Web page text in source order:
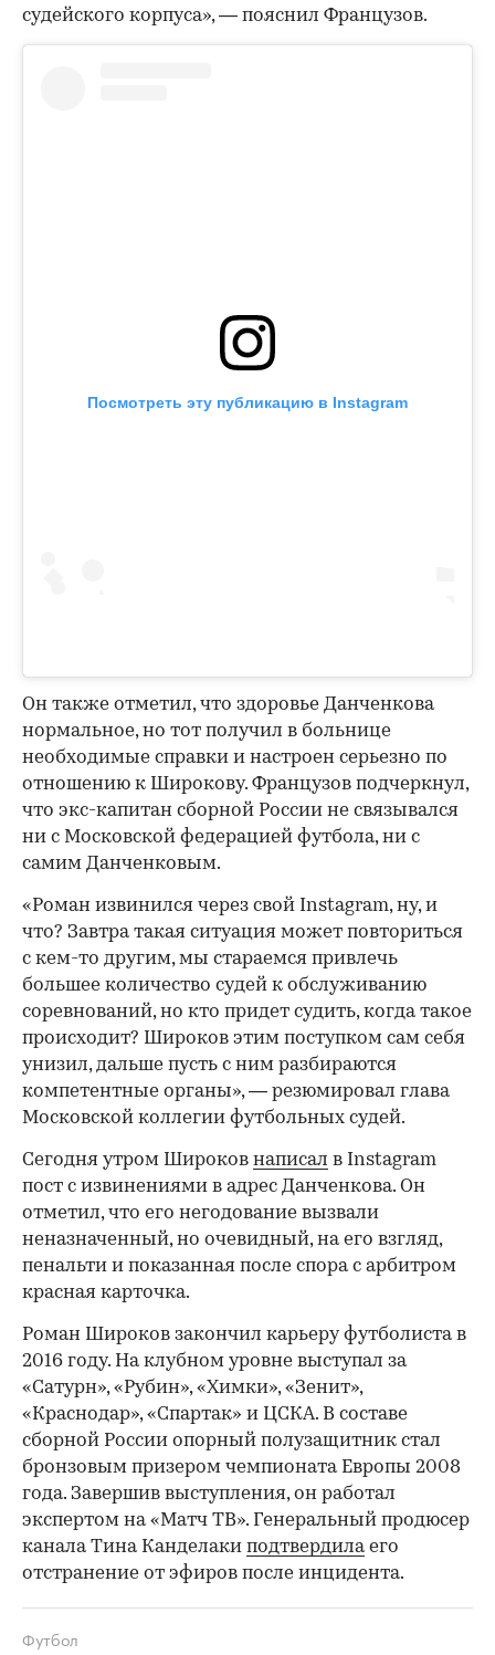
судейского корпуса», — пояснил Французов.
Посмотреть эту публикацию в Instagram
Он также отметил, что здоровье Данченкова
нормальное, но тот получил в больнице
необходимые справки и настроен серьезно по
отношению к Широкову. Французов подчеркнул,
что экс-капитан сборной России не связывался
ни с Московской федерацией футбола, ни с
самим Данченковым.
«Роман извинился через свой Instagram, ну, и
что? Завтра такая ситуация может повториться
с кем-то другим, мы стараемся привлечь
большее количество судей к обслуживанию
соревнований, но кто придет судить, когда такое
происходит? Широков этим поступком сам себя
унизил, дальше пусть с ним разбираются
компетентные органы», — резюмировал глава
Московской коллегии футбольных судей.
Сегодня утром Широков написал в Instagram
пост с извинениями в адрес Данченкова. Он
отметил, что его негодование вызвали
неназначенный, но очевидный, на его взгляд,
пенальти и показанная после спора с арбитром
красная карточка.
Роман Широков закончил карьеру футболиста в
2016 году. На клубном уровне выступал за
«Сатурн», «Рубин», «Химки», «Зенит»,
«Краснодар», «Спартак» и ЦСКА. В составе
сборной России опорный полузащитник стал
бронзовым призером чемпионата Европы 2008
года. Завершив выступления, он работал
экспертом на «Матч ТВ». Генеральный продюсер
канала Тина Канделаки подтвердилаего
отстранение от эфиров после инцидента.
Футбол